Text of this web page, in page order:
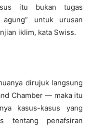
itu bukan tugas
agung” untuk urusan
iklim, kata Swiss.
dirujuk langsung
Chamber — maka itu
kasus-kasus yang
tentang penafsiran